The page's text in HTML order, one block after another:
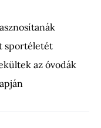
sportéletét
az óvodák